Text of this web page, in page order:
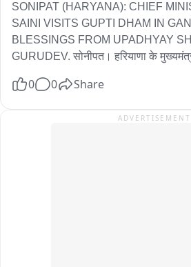
SONIPAT (HARYANA): CHIEF
SAINI VISITS GUPTI DHAM IN
BLESSINGS FROM UPADHYAY
GURUDEV. सोनीपत। हरियाणा के
आशीर्वाद लिया。
0 0 Share
ADVERTISEMENT